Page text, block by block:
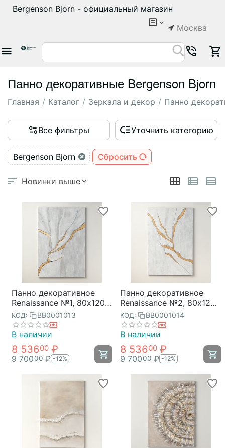
Bergenson Bjorn - официальный магазин
Москва
Панно декоративные Bergenson Bjorn
Главная / Каталог / Зеркала и декор / Панно
Все фильтры Уточнить категорию
Bergenson Bjorn Сбросить
Новинки выше
Панно декоративное
Renaissance №1, 80х120
см, Bergenson Bjorn
КОД: BB0001013
В наличии
8 53600 ₽
9 70000 ₽ -12%
Панно декоративное
Renaissance №2, 80х120
см, Bergenson Bjorn
КОД: BB0001014
В наличии
8 53600 ₽
9 70000 ₽ -12%